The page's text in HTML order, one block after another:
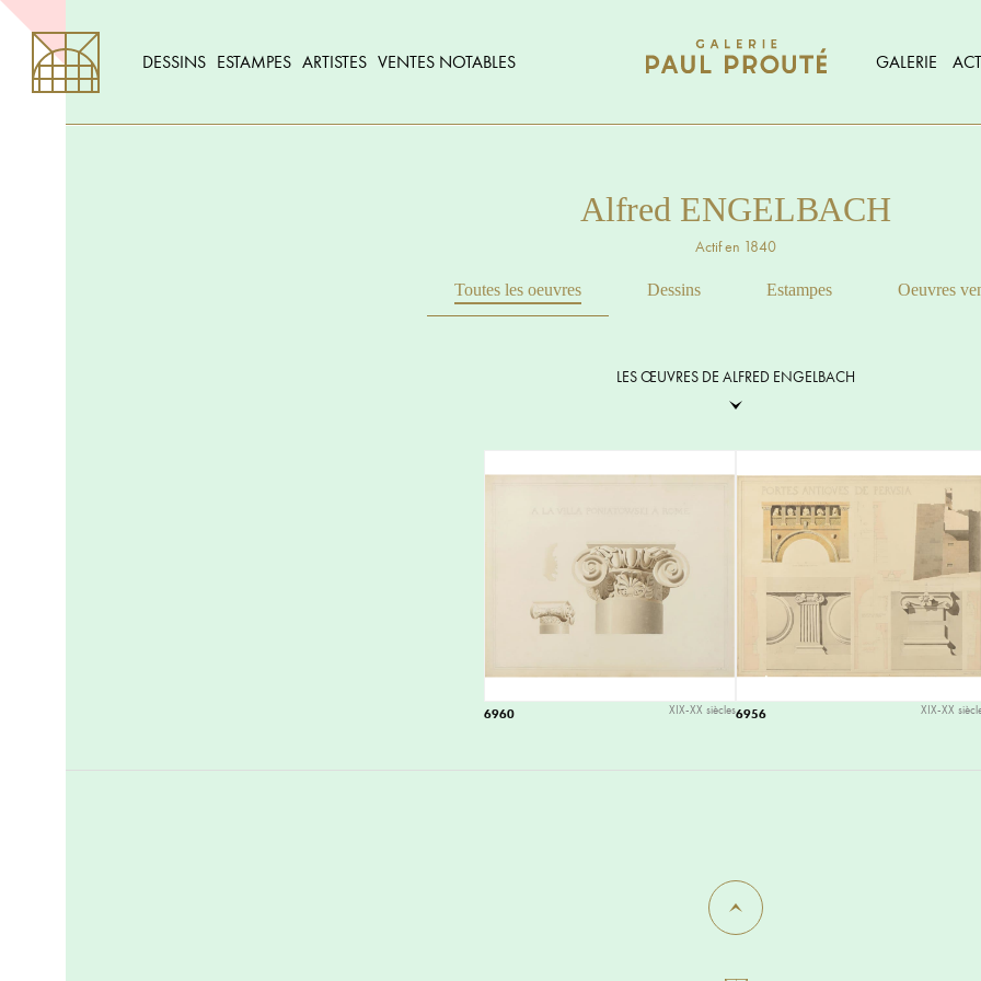
DESSINS ESTAMPES ARTISTES VENTES NOTABLES GALERIE
Alfred ENGELBACH
Actif en 1840
Toutes les oeuvres Dessins Estampes Oeuvres
LES ŒUVRES DE ALFRED ENGELBACH
6960 XIX-XX siècles6956 XIX-XX